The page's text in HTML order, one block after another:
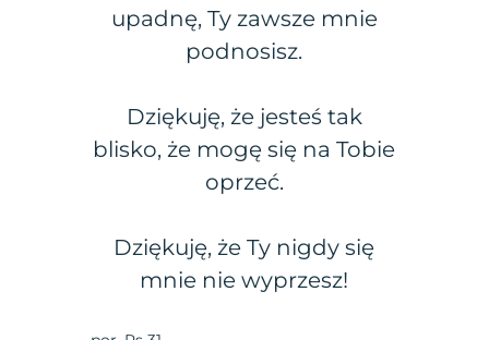
upadnę, Ty zawsze mnie
podnosisz.
Dziękuję, że jesteś tak
blisko, że mogę się na Tobie
oprzeć.
Dziękuję, że Ty nigdy się
mnie nie wyprzesz!